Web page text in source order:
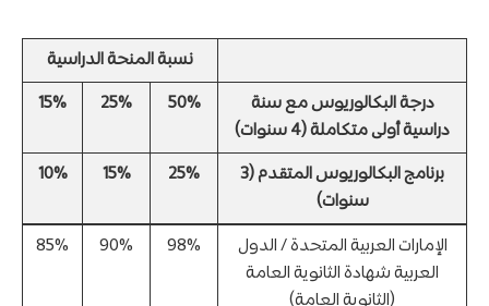
نسبة المنحة الدراسية
درجة البكالوريوس مع سنة
دراسية أولى متكاملة (4 سنوات)
50%
25%
15%
برنامج البكالوريوس المتقدم (3
سنوات)
25%
15%
10%
الإمارات العربية المتحدة / الدول
العربية شهادة الثانوية العامة
98%
90%
85%